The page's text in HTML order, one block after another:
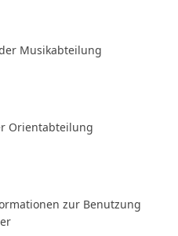
Musikabteilung
Orientabteilung
zur Benutzung